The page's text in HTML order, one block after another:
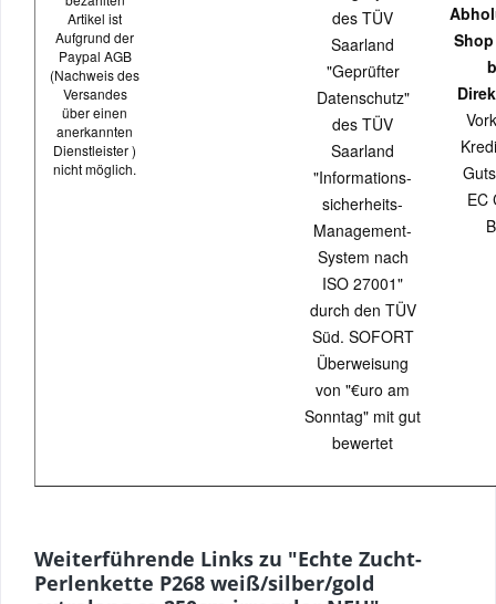
Artikel ist
Aufgrund der
Paypal AGB
(Nachweis des
Versandes
über einen
anerkannten
Dienstleister )
nicht möglich.
des TÜV
Saarland
"Geprüfter
Datenschutz"
des TÜV
Saarland
"Informations-
sicherheits-
Management-
System nach
ISO 27001"
durch den TÜV
Süd. SOFORT
Überweisung
von "€uro am
Sonntag" mit gut
bewertet
EC
Weiterführende Links zu "Echte Zucht-
Perlenkette P268 weiß/silber/gold